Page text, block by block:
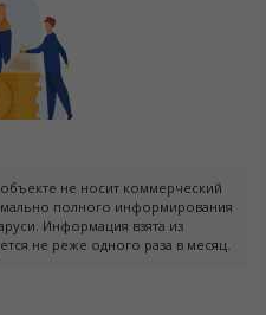
не носит коммерческий
полного информирования
Информация взята из
не реже одного раза в месяц.